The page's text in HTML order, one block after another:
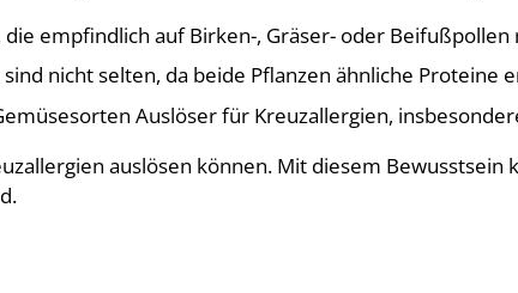
empfindlich auf Birken-, Gräser- oder
nicht selten, da beide Pflanzen ähnliche Proteine
Auslöser für Kreuzallergien,
auslösen können. Mit diesem Bewusstsein